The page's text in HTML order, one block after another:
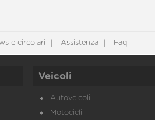
e circolari Assistenza Faq
Veicoli
Autoveicoli
Motocicli